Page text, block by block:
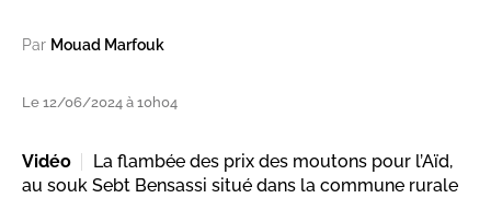
Par Mouad Marfouk
Le 12/06/2024 à 10h04
Vidéo
La flambée des prix des moutons pour l’Aïd,
au souk Sebt Bensassi situé dans la commune rurale